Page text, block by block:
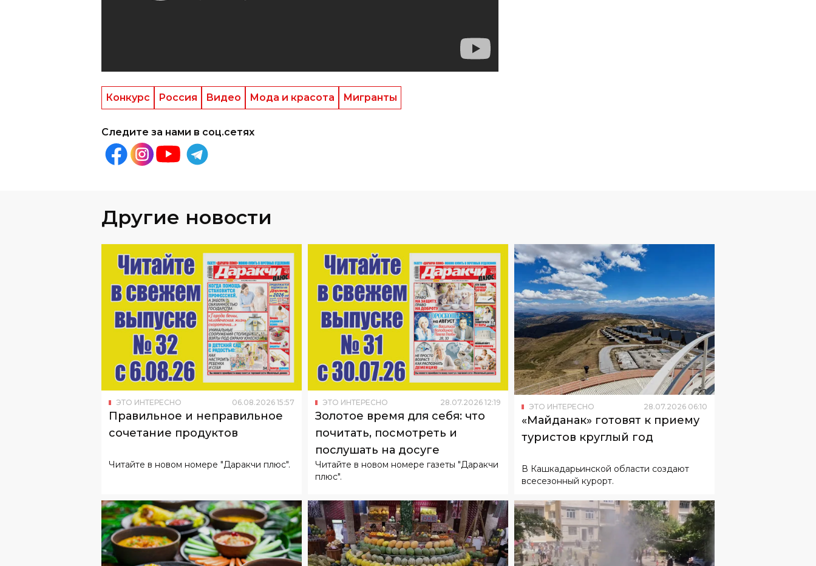
Другие новости
ЭТО ИНТЕРЕСНО 06.08.2026 15:57
Правильное и неправильное
сочетание продуктов
Читайте в новом номере "Даракчи плюс".
ЭТО ИНТЕРЕСНО 28.07.2026 12:19
Золотое время для себя: что
почитать, посмотреть и
послушать на досуге
Читайте в новом номере газеты "Даракчи
ЭТО ИНТЕРЕСНО 28.07.2026 06:10
«Майданак» готовят к приему
туристов круглый год
В Кашкадарьинской области создают